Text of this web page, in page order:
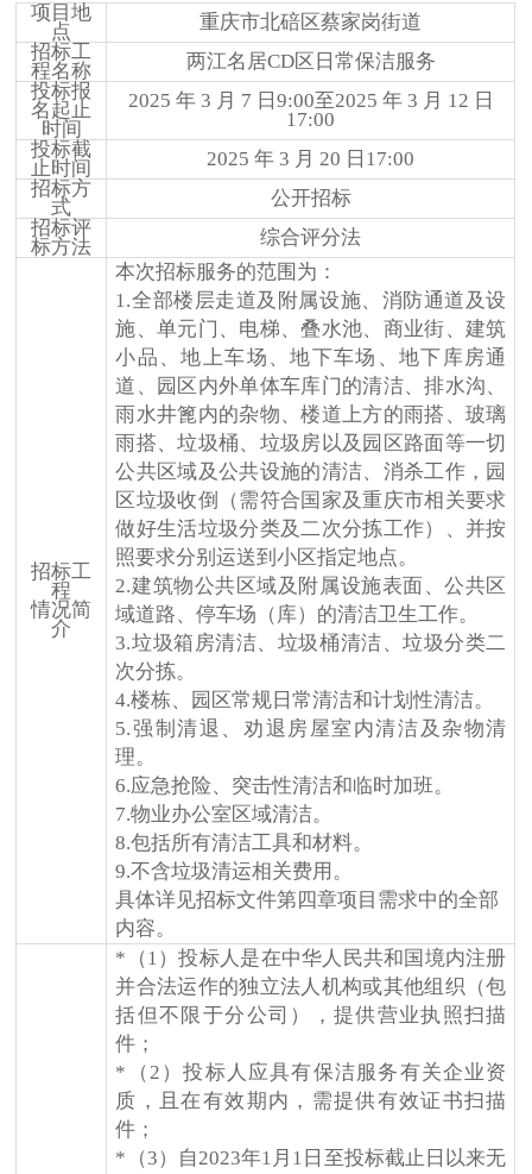
项目地
点
重庆市北碚区蔡家岗街道
招标工
程名称
两江名居CD区日常保洁服务
投标报
名起止
时间
2025 年 3 月 7 日9:00至2025 年 3 月 12 日
17:00
投标截
止时间
2025 年 3 月 20 日17:00
招标方
式
公开招标
招标评
标方法
综合评分法
招标工
程
情况简
介
本次招标服务的范围为：
1.全部楼层走道及附属设施、消防通道及设
施、单元门、电梯、叠水池、商业街、建筑
小品、地上车场、地下车场、地下库房通
道、园区内外单体车库门的清洁、排水沟、
雨水井篦内的杂物、楼道上方的雨搭、玻璃
雨搭、垃圾桶、垃圾房以及园区路面等一切
公共区域及公共设施的清洁、消杀工作 ， 园
区垃圾收倒（需符合国家及重庆市相关要求
做好生活垃圾分类及二次分拣工作）、并按
照要求分别运送到小区指定地点。
2.建筑物公共区域及附属设施表面、公共区
域道路、停车场（库）的清洁卫生工作。
3.垃圾箱房清洁、垃圾桶清洁、垃圾分类二
次分拣。
4.楼栋、园区常规日常清洁和计划性清洁。
5.强制清退、劝退房屋室内清洁及杂物清
理。
6.应急抢险、突击性清洁和临时加班。
7.物业办公室区域清洁。
8.包括所有清洁工具和材料。
9.不含垃圾清运相关费用。
具体详见招标文件第四章项目需求中的全部
内容。
*（1）投标人是在中华人民共和国境内注册
并合法运作的独立法人机构或其他组织（包
括但不限于分公司），提供营业执照扫描
件；
*（2）投标人应具有保洁服务有关企业资
质，且在有效期内，需提供有效证书扫描
件；
*（3）
自2023年1月1日至投标截止日以来无